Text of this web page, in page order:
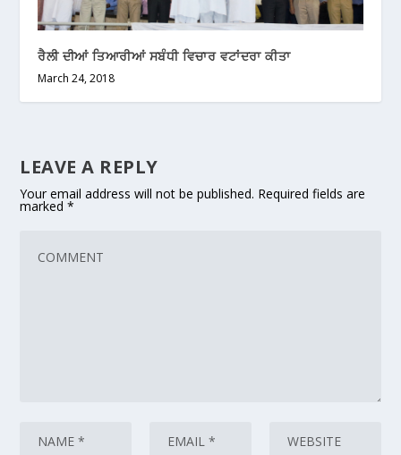
ਰੈਲੀ ਦੀਆਂ ਤਿਆਰੀਆਂ ਸਬੰਧੀ ਵਿਚਾਰ ਵਟਾਂਦਰਾ ਕੀਤਾ
March 24, 2018
LEAVE A REPLY
Your email address will not be published. Required fields are
marked*